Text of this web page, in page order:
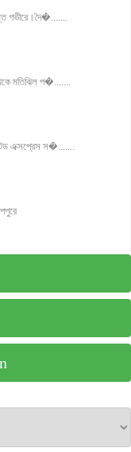
গভীরে।দৈ�.......
মতিঝিল প�.......
এক্সপ্রেস স�.......